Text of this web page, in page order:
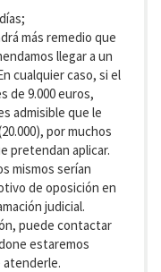
más remedio que
llegar a un
cualquier caso, si el
de 9.000 euros,
admisible que le
por muchos
pretendan aplicar.
mismos serían
de oposición en
judicial.
puede contactar
estaremos